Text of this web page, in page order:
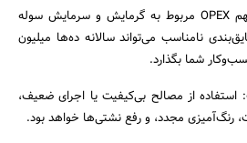
هزینه‌های انرژی: بیشترین سهم OPEX مربوط به گرمایش و سرمایش سوله
نامناسب می‌تواند سالانه ده‌ها میلیون
شما بگذارد.
استفاده از مصالح بی‌کیفیت یا اجرای ضعیف،
رنگ‌آمیزی مجدد، و رفع نشتی‌ها خواهد بود.